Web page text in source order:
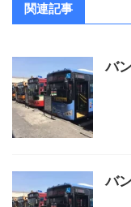
関連記事
バ
バ